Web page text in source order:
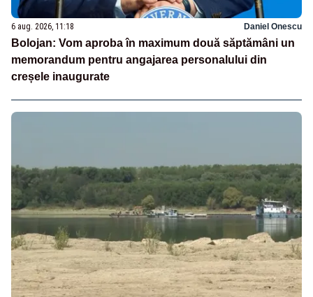
6 aug. 2026, 11:18 Daniel Onescu
Bolojan: Vom aproba în maximum două săptămâni un
memorandum pentru angajarea personalului din
creșele inaugurate